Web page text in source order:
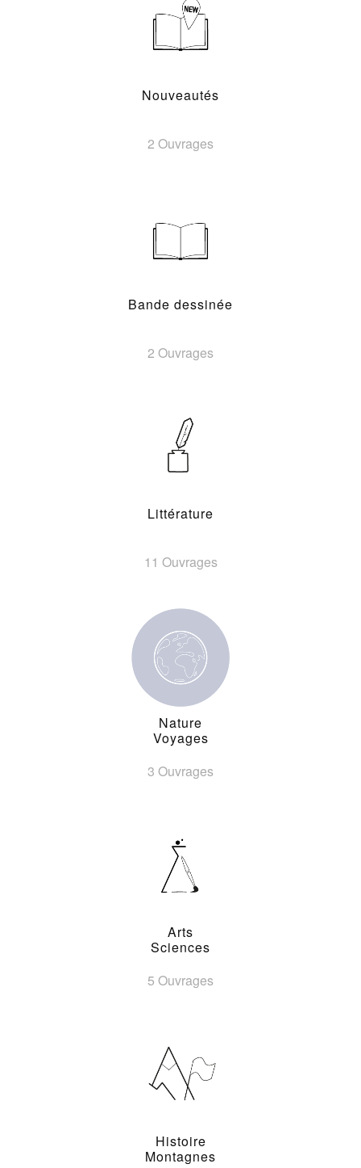
Nouveautés
2 Ouvrages
Bande dessinée
2 Ouvrages
Littérature
11 Ouvrages
Nature
Voyages
3 Ouvrages
Arts
Sciences
5 Ouvrages
Histoire
Montagnes